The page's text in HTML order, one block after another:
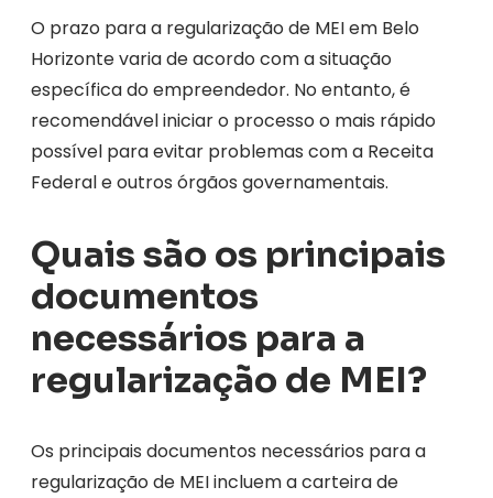
O prazo para a regularização de MEI em Belo
Horizonte varia de acordo com a situação
específica do empreendedor. No entanto, é
recomendável iniciar o processo o mais rápido
possível para evitar problemas com a Receita
Federal e outros órgãos governamentais.
Quais são os principais
documentos
necessários para a
regularização de MEI?
Os principais documentos necessários para a
regularização de MEI incluem a carteira de